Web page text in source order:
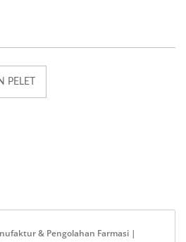
PELET
& Pengolahan Farmasi |